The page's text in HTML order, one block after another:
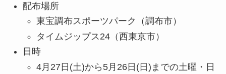
配布場所
東宝調布スポーツパーク（調布市）
タイムジップス24（西東京市）
日時
4月27日(土)から5月26日(日)までの土曜・日